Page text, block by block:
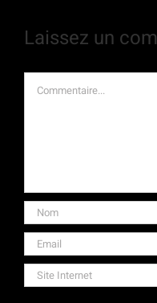
Laissez un
Commentaire